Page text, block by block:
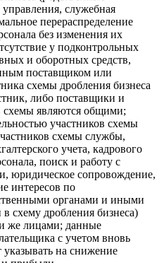
служебная
перераспределение
без изменения их
у подконтрольных
и оборотных средств,
поставщиком или
схемы дробления бизнеса
либо поставщики и
схемы являются общими;
участников схемы
схемы службы,
учета, кадрового
поиск и работу с
юридическое сопровождение,
интересов по
органами и иными
схему дробления бизнеса)
же лицами; данные
с учетом вновь
на снижение